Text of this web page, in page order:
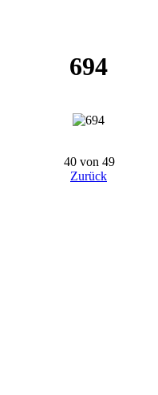
694
40 von 49
Zurück